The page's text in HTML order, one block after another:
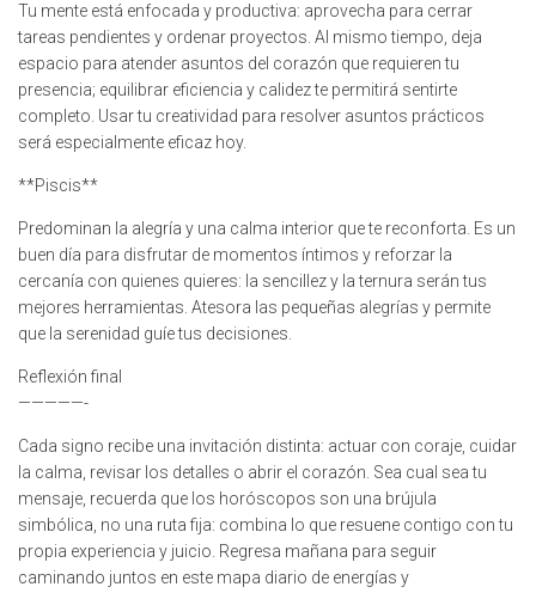
Tu mente está enfocada y productiva: aprovecha para cerrar
tareas pendientes y ordenar proyectos. Al mismo tiempo, deja
espacio para atender asuntos del corazón que requieren tu
presencia; equilibrar eficiencia y calidez te permitirá sentirte
completo. Usar tu creatividad para resolver asuntos prácticos
será especialmente eficaz hoy.
**Piscis**
Predominan la alegría y una calma interior que te reconforta. Es un
buen día para disfrutar de momentos íntimos y reforzar la
cercanía con quienes quieres: la sencillez y la ternura serán tus
mejores herramientas. Atesora las pequeñas alegrías y permite
que la serenidad guíe tus decisiones.
Reflexión final
—————-
Cada signo recibe una invitación distinta: actuar con coraje, cuidar
la calma, revisar los detalles o abrir el corazón. Sea cual sea tu
mensaje, recuerda que los horóscopos son una brújula
simbólica, no una ruta fija: combina lo que resuene contigo con tu
propia experiencia y juicio. Regresa mañana para seguir
caminando juntos en este mapa diario de energías y